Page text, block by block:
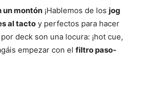
un montón ¡Hablemos de los jog
al tacto y perfectos para hacer
por deck son una locura: ¡hot cue,
empezar con el filtro paso-